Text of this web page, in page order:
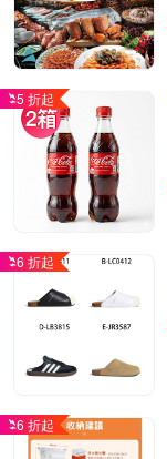
5 折起
6 折起
6 折起